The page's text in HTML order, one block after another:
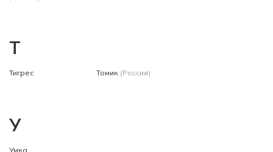
Т
Тигрес Томик (Россия)
У
Умка